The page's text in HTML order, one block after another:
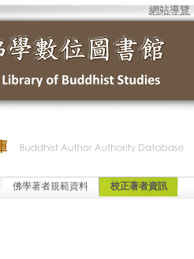
網站導覽
佛學著者規範資料 校正著者資訊